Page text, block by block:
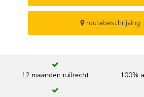
routebeschrijving
12 maanden ruilrecht 100%